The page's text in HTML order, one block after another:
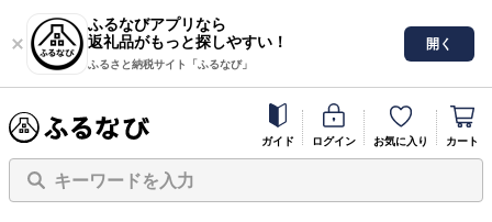
ふるなびアプリなら
返礼品がもっと探しやすい！
ふるさと納税サイト「ふるなび」
開く
ガイド ログイン お気に入り カート
キーワードを入力